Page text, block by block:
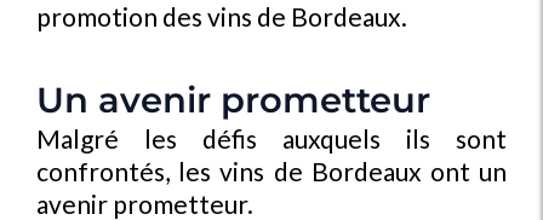
promotion des vins de Bordeaux.
Un avenir prometteur
Malgré les défis auxquels ils sont
confrontés, les vins de Bordeaux ont un
avenir prometteur.